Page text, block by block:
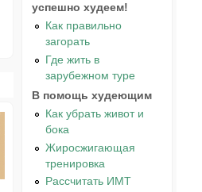
успешно худеем!
Как правильно
загорать
Где жить в
зарубежном туре
В помощь худеющим
Как убрать живот и
бока
Жиросжигающая
тренировка
Рассчитать ИМТ